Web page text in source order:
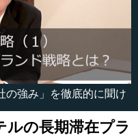
の強み」を徹底的に聞け
ルの長期滞在プラ